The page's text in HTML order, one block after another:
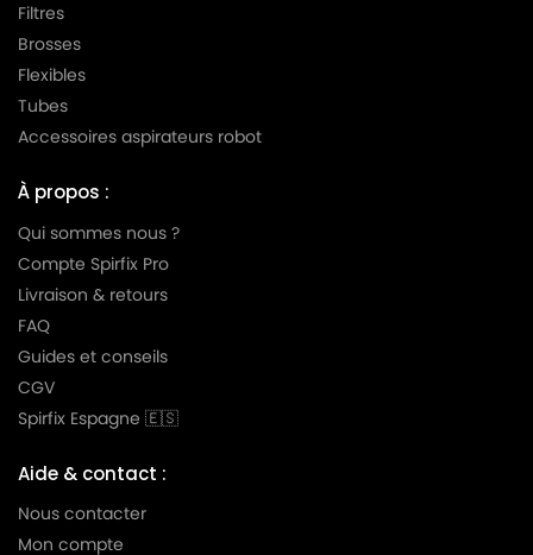
MIELE
MIELE
MIELE
MIELE ALUMINIUM
MIELE
MIELE
MIELE AMBIANTE
MIELE
MIELE AMBIENTE
MIELE
MIELE
MIELE
MIELE ANIVERSARIO
MIELE
MIELE ANNIVERSARY
MIELE
MIELE ANNIVERSARY 100
Filtres
Brosses
Flexibles
Tubes
Accessoires aspirateurs robot
À propos :
Qui sommes nous ?
Compte Spirfix Pro
Livraison & retours
FAQ
Guides et conseils
CGV
Spirfix Espagne 🇪🇸
Aide & contact :
Nous contacter
Mon compte